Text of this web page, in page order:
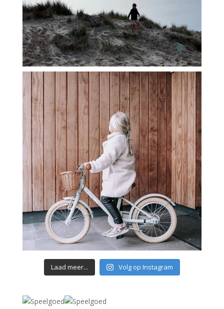
Laad meer... Volg op Instagram